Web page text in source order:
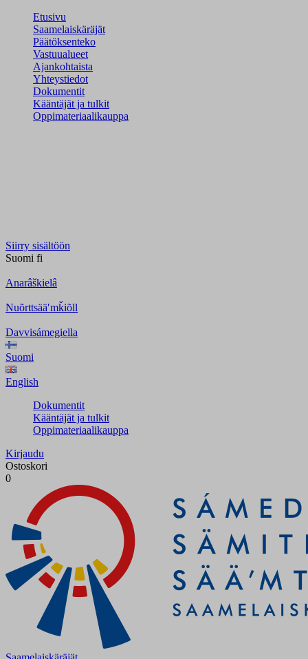
Etusivu
Saamelaiskäräjät
Päätöksenteko
Vastuualueet
Ajankohtaista
Yhteystiedot
Dokumentit
Kääntäjät ja tulkit
Oppimateriaalikauppa
Siirry sisältöön
Suomi fi
Anarâškielâ
Nuõrttsääʹmǩiõll
Davvisámegiella
Suomi
English
Dokumentit
Kääntäjät ja tulkit
Oppimateriaalikauppa
Kirjaudu
Ostoskori
0